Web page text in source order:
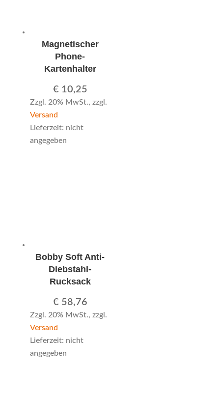
Magnetischer
Phone-
Kartenhalter
€ 10,25
Zzgl. 20% MwSt., zzgl.
Versand
Lieferzeit: nicht
angegeben
Bobby Soft Anti-
Diebstahl-
Rucksack
€ 58,76
Zzgl. 20% MwSt., zzgl.
Versand
Lieferzeit: nicht
angegeben